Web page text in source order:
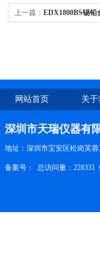
上一篇： EDX1800BS锡铅
网站首页 关
深圳市天瑞仪器有
地址：深圳市宝安区松岗芙
备案号： 总访问量：228331